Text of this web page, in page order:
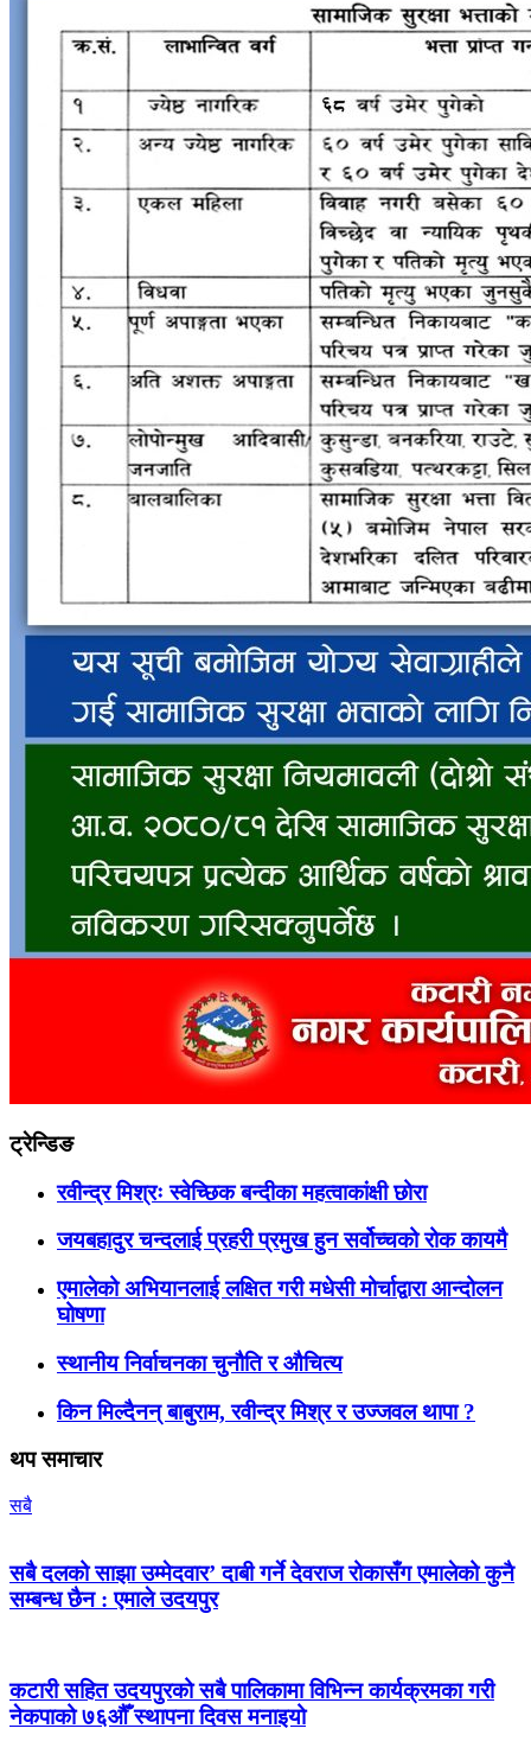
ट्रेन्डिङ
रवीन्द्र मिश्रः स्वेच्छिक बन्दीका महत्वाकांक्षी छोरा
जयबहादुर चन्दलाई प्रहरी प्रमुख हुन सर्वोच्चको रोक कायमै
एमालेको अभियानलाई लक्षित गरी मधेसी मोर्चाद्वारा आन्दोलन
घोषणा
स्थानीय निर्वाचनका चुनौति र औचित्य
किन मिल्दैनन् बाबुराम, रवीन्द्र मिश्र र उज्जवल थापा ?
थप समाचार
सबै
सबै दलको साझा उम्मेदवार’ दाबी गर्ने देवराज रोकासँग एमालेको कुनै
सम्बन्ध छैन : एमाले उदयपुर
कटारी सहित उदयपुरको सबै पालिकामा विभिन्न कार्यक्रमका गरी
नेकपाको ७६औँ स्थापना दिवस मनाइयो